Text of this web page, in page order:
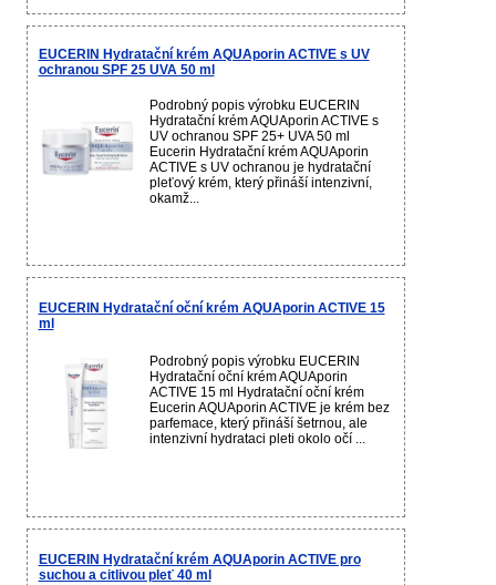
EUCERIN Hydratační krém AQUAporin ACTIVE s UV
ochranou SPF 25 UVA 50 ml
Podrobný popis výrobku EUCERIN
Hydratační krém AQUAporin ACTIVE s
UV ochranou SPF 25+ UVA 50 ml
Eucerin Hydratační krém AQUAporin
ACTIVE s UV ochranou je hydratační
pleťový krém, který přináší intenzivní,
okamž...
EUCERIN Hydratační oční krém AQUAporin ACTIVE 15
ml
Podrobný popis výrobku EUCERIN
Hydratační oční krém AQUAporin
ACTIVE 15 ml Hydratační oční krém
Eucerin AQUAporin ACTIVE je krém bez
parfemace, který přináší šetrnou, ale
intenzivní hydrataci pleti okolo očí ...
EUCERIN Hydratační krém AQUAporin ACTIVE pro
suchou a citlivou pleť 40 ml